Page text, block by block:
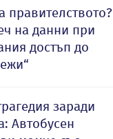
правителството?
на данни при
достъп до
заради
Автобусен